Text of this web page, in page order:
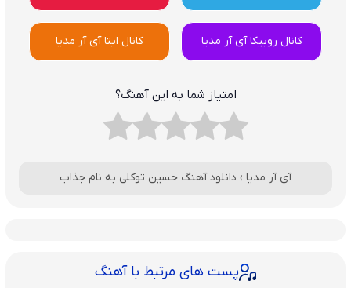
کانال روبیکا آی آر مدیا کانال ایتا آی آر مدیا
امتیاز شما به این آهنگ؟
آی آر مدیا › دانلود آهنگ حسین توکلی به نام جذاب
پست های مرتبط با آهنگ